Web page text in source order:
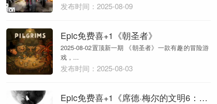
发布时间：2025-08-09
Epic免费喜+1《朝圣者》
2025-08-02置顶新一期 《朝圣者》一款有趣的冒险游
戏，...
发布时间：2025-08-03
Epic免费喜+1《席德·梅尔的文明6：白金版》